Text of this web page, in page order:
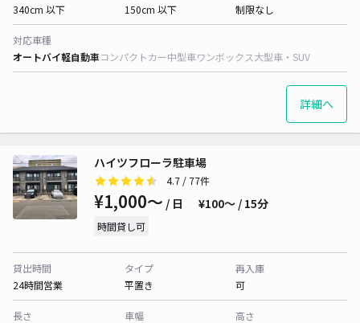
340cm 以下
150cm 以下
制限なし
対応車種
オートバイ軽自動車コンパクトカー中型車ワンボックス大型車・SUV
詳細へ
ハイツフローラ駐車場
4.7 / 77件
¥1,000〜 / 日 ¥100〜 / 15分
時間貸し可
貸出時間
24時間営業
タイプ
平置き
再入庫
可
長さ
車幅
高さ